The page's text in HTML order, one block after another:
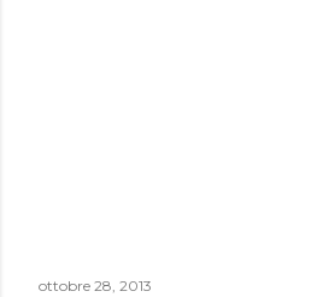
ottobre 28, 2013